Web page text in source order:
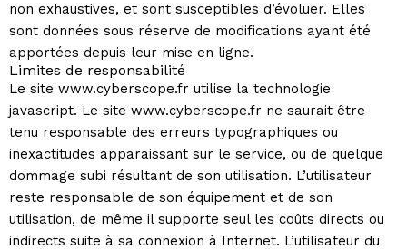
non exhaustives, et sont susceptibles d’évoluer. Elles
sont données sous réserve de modifications ayant été
apportées depuis leur mise en ligne.
Limites de responsabilité
Le site www.cyberscope.fr utilise la technologie
javascript. Le site www.cyberscope.fr ne saurait être
tenu responsable des erreurs typographiques ou
inexactitudes apparaissant sur le service, ou de quelque
dommage subi résultant de son utilisation. L’utilisateur
reste responsable de son équipement et de son
utilisation, de même il supporte seul les coûts directs ou
indirects suite à sa connexion à Internet. L’utilisateur du